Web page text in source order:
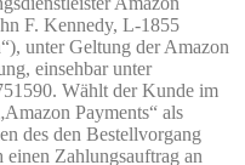
F. Kennedy, L-1855
unter Geltung der Amazon
einsehbar unter
Wählt der Kunde im
Payments“ als
des den Bestellvorgang
Zahlungsauftrag an